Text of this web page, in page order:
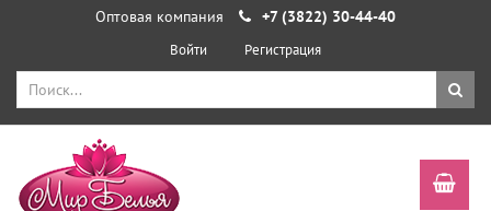
Оптовая компания +7 (3822) 30-44-40
Войти Регистрация